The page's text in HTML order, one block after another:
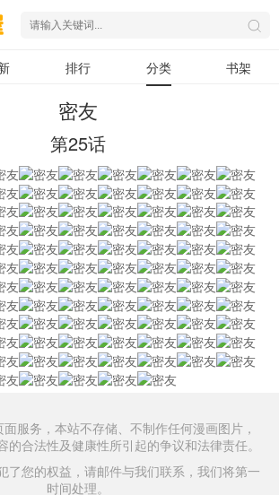
排行 分类 书架
密友
第25话
服务，本站不存储、不制作任何漫画图片，
的合法性及健康性所引起的争议和法律责任。
了您的权益，请邮件与我们联系，我们将第一
时间处理。